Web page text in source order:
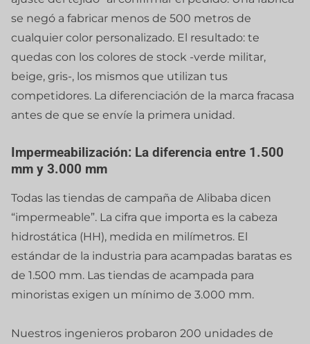
se negó a fabricar menos de 500 metros de
cualquier color personalizado. El resultado: te
quedas con los colores de stock -verde militar,
beige, gris-, los mismos que utilizan tus
competidores. La diferenciación de la marca fracasa
antes de que se envíe la primera unidad.
Impermeabilización: La diferencia entre 1.500
mm y 3.000 mm
Todas las tiendas de campaña de Alibaba dicen
“impermeable”. La cifra que importa es la cabeza
hidrostática (HH), medida en milímetros. El
estándar de la industria para acampadas baratas es
de 1.500 mm. Las tiendas de acampada para
minoristas exigen un mínimo de 3.000 mm.
Nuestros ingenieros probaron 200 unidades de